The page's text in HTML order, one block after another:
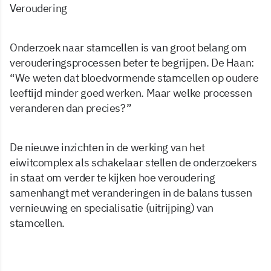
Veroudering
Onderzoek naar stamcellen is van groot belang om
verouderingsprocessen beter te begrijpen. De Haan:
“We weten dat bloedvormende stamcellen op oudere
leeftijd minder goed werken. Maar welke processen
veranderen dan precies?”
De nieuwe inzichten in de werking van het
eiwitcomplex als schakelaar stellen de onderzoekers
in staat om verder te kijken hoe veroudering
samenhangt met veranderingen in de balans tussen
vernieuwing en specialisatie (uitrijping) van
stamcellen.